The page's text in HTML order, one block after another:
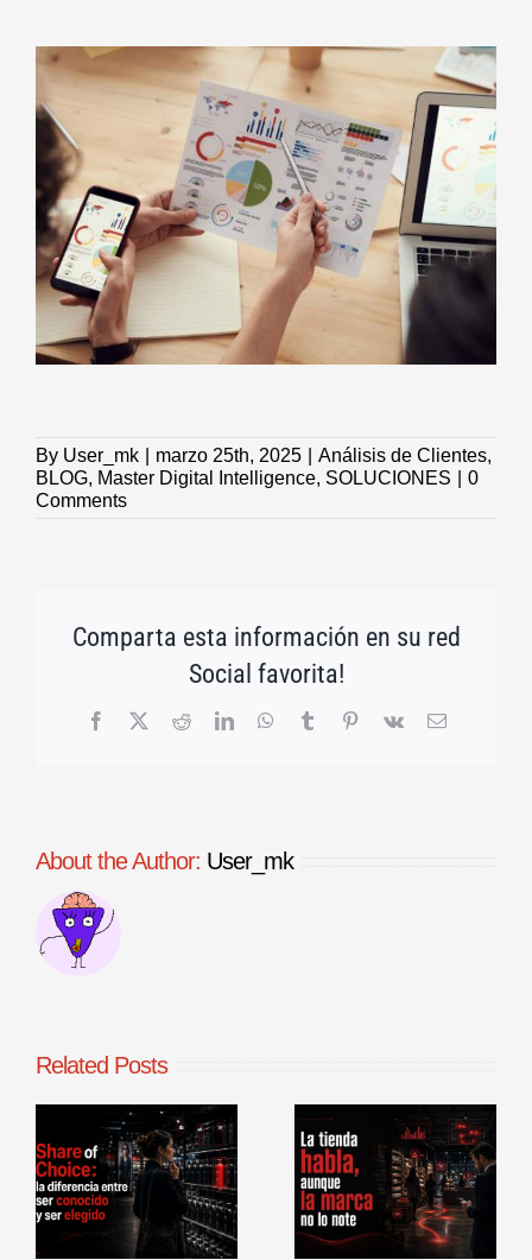
By User_mk marzo 25th, 2025 Análisis de Clientes,
BLOG, Master Digital Intelligence, SOLUCIONES
0
Comments
Comparta esta información en su red
Social favorita!
Facebook
X RedditLinkedInWhatsApp
TumblrPinterest
Vk Email
About the Author: User_mk
Related Posts
La tienda
habla, aunque
la marca no lo
note
Benchmarking
de procesos
comerciales en
punto de venta